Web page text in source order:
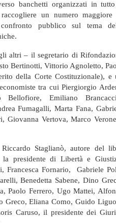
banchetti organizzati in
un numero maggiore
pubblico sul tema
altri – il segretario di
Bertinotti, Vittorio Agnoletto,
della Corte Costituzionale), e
tra cui Piergiorgio
Bellofiore, Emiliano
Fumagalli, Marta Fana,
Giovanna Vertova, Marco
Staglianò, autore del
la presidente di Libertà e
Francesca Fornario, Gabriele
Benedetta Sabene, Dino
Paolo Ferrero, Ugo Mattei,
Greco, Eliana Como, Guido
Caruso, il presidente dei